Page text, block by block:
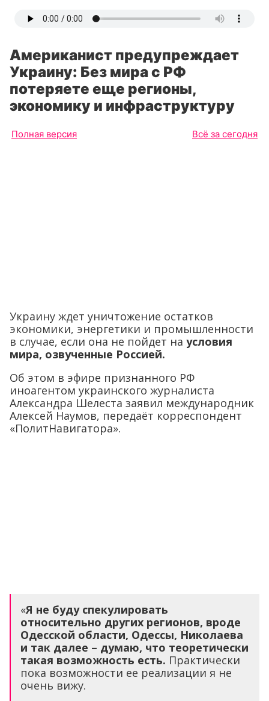
Американист предупреждает
Украину: Без мира с РФ
потеряете еще регионы,
экономику и инфраструктуру
Полная версия Всё за сегодня
Украину ждет уничтожение остатков
экономики, энергетики и промышленности
в случае, если она не пойдет на условия
мира, озвученные Россией.
Об этом в эфире признанного РФ
иноагентом украинского журналиста
Александра Шелеста заявил международник
Алексей Наумов, передаёт корреспондент
«ПолитНавигатора».
«Я не буду спекулировать
относительно других регионов, вроде
Одесской области, Одессы, Николаева
и так далее – думаю, что теоретически
такая возможность есть. Практически
пока возможности ее реализации я не
очень вижу.